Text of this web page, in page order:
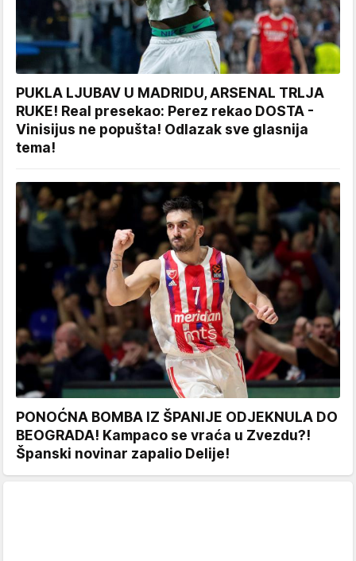
PUKLA LJUBAV U MADRIDU, ARSENAL TRLJA
RUKE! Real presekao: Perez rekao DOSTA -
Vinisijus ne popušta! Odlazak sve glasnija
tema!
PONOĆNA BOMBA IZ ŠPANIJE ODJEKNULA DO
BEOGRADA! Kampaco se vraća u Zvezdu?!
Španski novinar zapalio Delije!